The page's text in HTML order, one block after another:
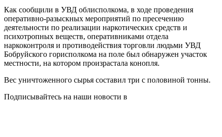
Как сообщили в УВД облисполкома, в ходе проведения
оперативно-разыскных мероприятий по пресечению
деятельности по реализации наркотических средств и
психотропных веществ, оперативниками отдела
наркоконтроля и противодействия торговли людьми УВД
Бобруйского горисполкома на поле был обнаружен участок
местности, на котором произрастала конопля.
Вес уничтоженного сырья составил три с половиной тонны.
Подписывайтесь на наши новости в